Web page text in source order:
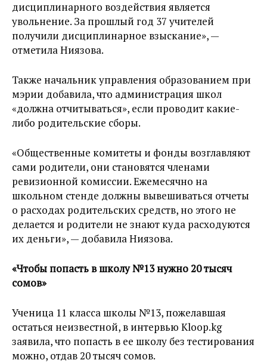
дисциплинарного воздействия является
увольнение. За прошлый год 37 учителей
получили дисциплинарное взыскание», —
отметила Ниязова.
Также начальник управления образованием при
мэрии добавила, что администрация школ
«должна отчитываться», если проводит какие-
либо родительские сборы.
«Общественные комитеты и фонды возглавляют
сами родители, они становятся членами
ревизионной комиссии. Ежемесячно на
школьном стенде должны вывешиваться отчеты
о расходах родительских средств, но этого не
делается и родители не знают куда расходуются
их деньги», — добавила Ниязова.
«Чтобы попасть в школу №13 нужно 20 тысяч
сомов»
Ученица 11 класса школы №13, пожелавшая
остаться неизвестной, в интервью Kloop.kg
заявила, что попасть в ее школу без тестирования
можно, отдав 20 тысяч сомов.